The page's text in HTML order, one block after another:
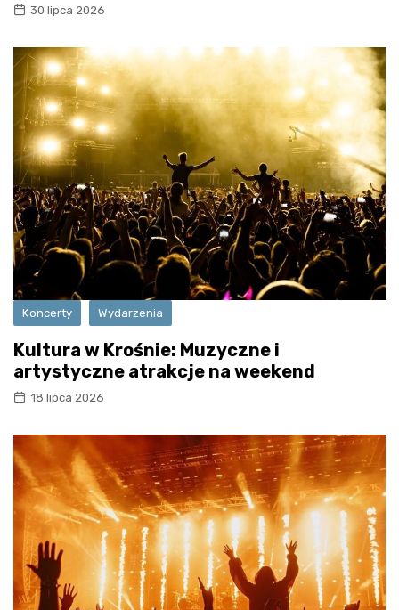
30 lipca 2026
Koncerty Wydarzenia
Kultura w Krośnie: Muzyczne i
artystyczne atrakcje na weekend
18 lipca 2026